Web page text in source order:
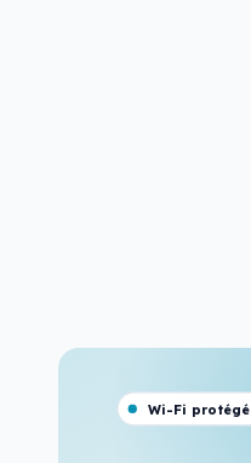
Wi-Fi protégé